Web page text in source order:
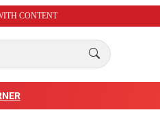
CONTENT